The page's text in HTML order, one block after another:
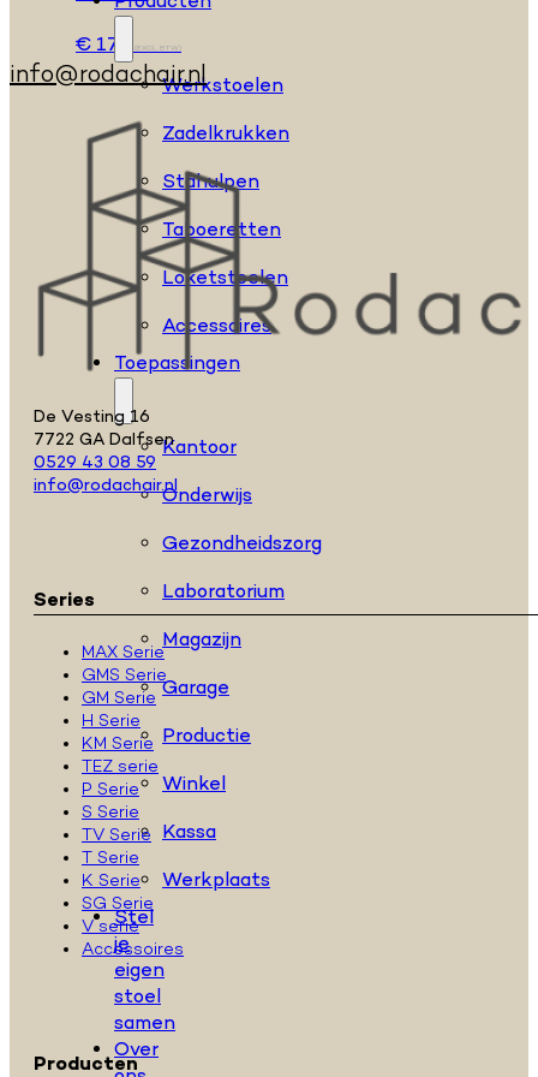
Werkstoelen
Zadelkrukken
Stahulpen
Taboeretten
Loketstoelen
Accessoires
Toepassingen
Kantoor
Onderwijs
Gezondheidszorg
Laboratorium
Magazijn
Garage
Productie
Winkel
Kassa
Werkplaats
Stel
je
eigen
stoel
samen
Over
€172 (EXCL. BTW)
info@rodachair.nl
De Vesting 16
7722 GA Dalfsen
0529 43 08 59
info@rodachair.nl
Series
MAX Serie
GMS Serie
GM Serie
H Serie
KM Serie
TEZ serie
P Serie
S Serie
TV Serie
T Serie
K Serie
SG Serie
V serie
Accessoires
Producten